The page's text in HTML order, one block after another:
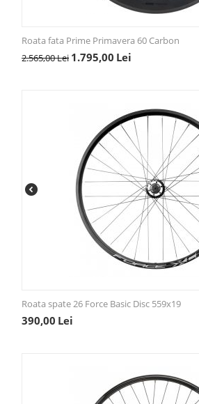
Roata fata Prime Primavera 60 Carbon
2.565,00Lei 1.795,00 Lei
Roata spate 26 Force Basic Disc 559x19
390,00 Lei